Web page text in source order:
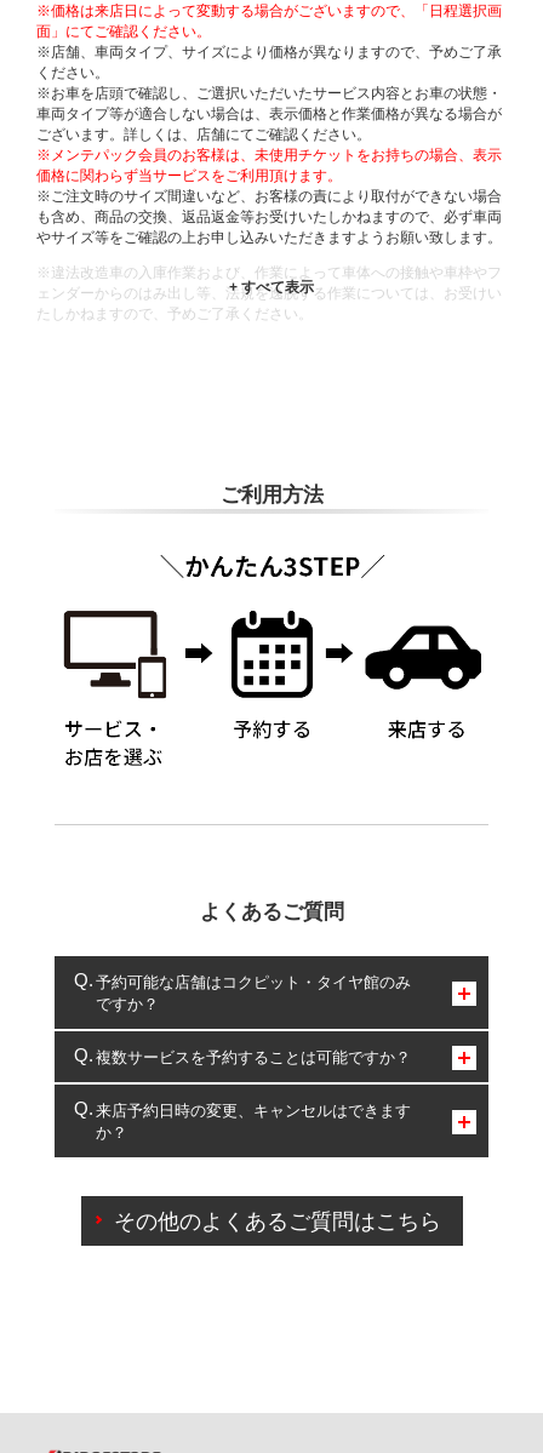
※価格は来店日によって変動する場合がございますので、「日程選択画
面」にてご確認ください。
※店舗、車両タイプ、サイズにより価格が異なりますので、予めご了承
ください。
※お車を店頭で確認し、ご選択いただいたサービス内容とお車の状態・
車両タイプ等が適合しない場合は、表示価格と作業価格が異なる場合が
ございます。詳しくは、店舗にてご確認ください。
※メンテパック会員のお客様は、未使用チケットをお持ちの場合、表示
価格に関わらず当サービスをご利用頂けます。
※ご注文時のサイズ間違いなど、お客様の責により取付ができない場合
も含め、商品の交換、返品返金等お受けいたしかねますので、必ず車両
やサイズ等をご確認の上お申し込みいただきますようお願い致します。
※違法改造車の入庫作業および、作業によって車体への接触や車枠やフ
ェンダーからのはみ出し等、法規を逸脱する作業については、お受けい
たしかねますので、予めご了承ください。
ご利用方法
よくあるご質問
予約可能な店舗はコクピット・タイヤ館のみ
ですか？
コクピット・タイヤ館のみとなります。
複数サービスを予約することは可能ですか？
複数サービスのご予約は可能です。
一部の商品・サービスの組み合わせに限り、同時にご予約が
出来ないものもございます。
来店予約日時の変更、キャンセルはできます
か？
ご来店予約日の3営業日前を過ぎている場合のご予約
の日時変更につきましては、直接ご予約の店舗まで
その他のよくあるご質問はこちら